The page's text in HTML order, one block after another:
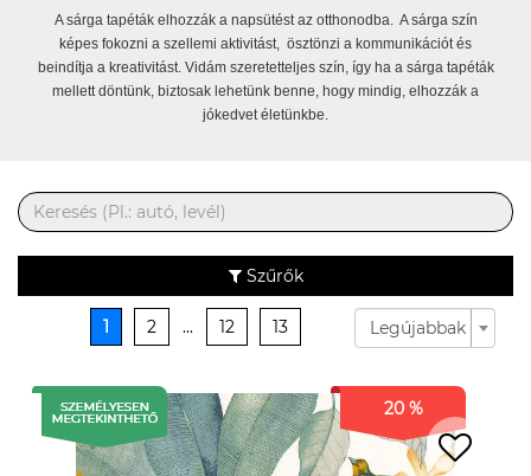
A sárga tapéták elhozzák a napsütést az otthonodba. A sárga szín
képes fokozni a szellemi aktivitást, ösztönzi a kommunikációt és
beindítja a kreativitást. Vidám szeretetteljes szín, így ha a sárga tapéták
mellett döntünk, biztosak lehetünk benne, hogy mindig, elhozzák a
jókedvet életünkbe.
Szűrők
1 2 ... 12 13 Legújabbak
20 %